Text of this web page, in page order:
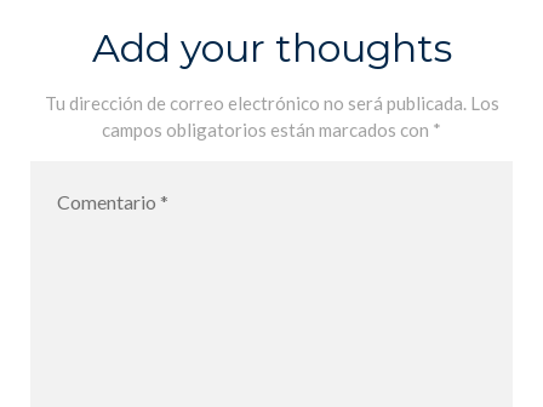
Add your thoughts
Tu dirección de correo electrónico no será publicada. Los
campos obligatorios están marcados con *